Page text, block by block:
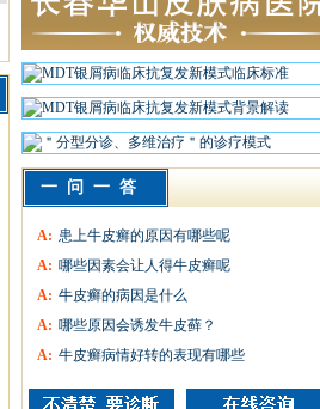
一问一答
A: 患上牛皮癣的原因有哪些呢
A: 哪些因素会让人得牛皮癣呢
A: 牛皮癣的病因是什么
A: 哪些原因会诱发牛皮藓？
A: 牛皮癣病情好转的表现有哪些